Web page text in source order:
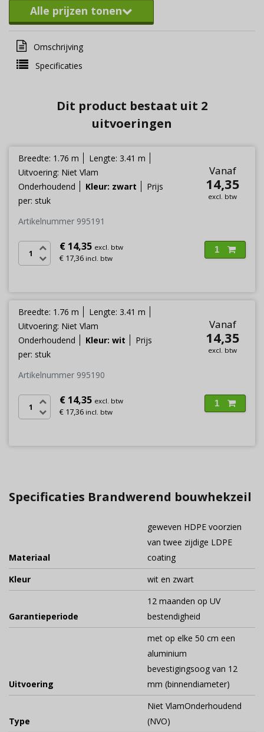
Alle prijzen tonen
Omschrijving
Specificaties
Dit product bestaat uit 2
uitvoeringen
Breedte: 1.76 m
Lengte: 3.41 m
Uitvoering: Niet Vlam
Onderhoudend
Kleur: zwart
Prijs
per: stuk
Vanaf
14,35
excl. btw
Artikelnummer 995191
€ 14,35 excl. btw
€ 17,36 incl. btw
1
Breedte: 1.76 m
Lengte: 3.41 m
Uitvoering: Niet Vlam
Onderhoudend
Kleur: wit
Prijs
per: stuk
Vanaf
14,35
excl. btw
Artikelnummer 995190
€ 14,35 excl. btw
€ 17,36 incl. btw
1
Specificaties Brandwerend bouwhekzeil
Materiaal
geweven HDPE voorzien
van twee zijdige LDPE
coating
Kleur
wit en zwart
Garantieperiode
12 maanden op UV
bestendigheid
Uitvoering
met op elke 50 cm een
aluminium
bevestigingsoog van 12
mm (binnendiameter)
Type
Niet VlamOnderhoudend
(NVO)